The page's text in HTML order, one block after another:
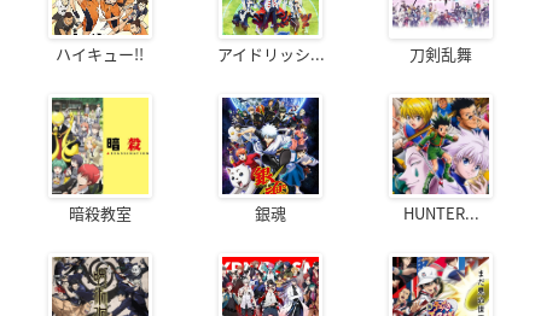
ハイキュー!! アイドリッシ... 刀剣乱舞
暗殺教室 銀魂 HUNTER...